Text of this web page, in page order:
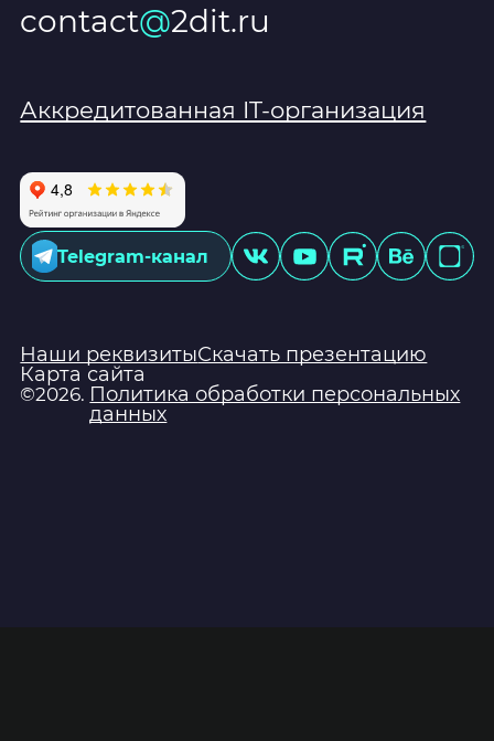
contact@2dit.ru
Аккредитованная IT-организация
Telegram-канал
Наши реквизитыСкачать презентацию
Карта сайта
©2026. Политика обработки персональных
данных